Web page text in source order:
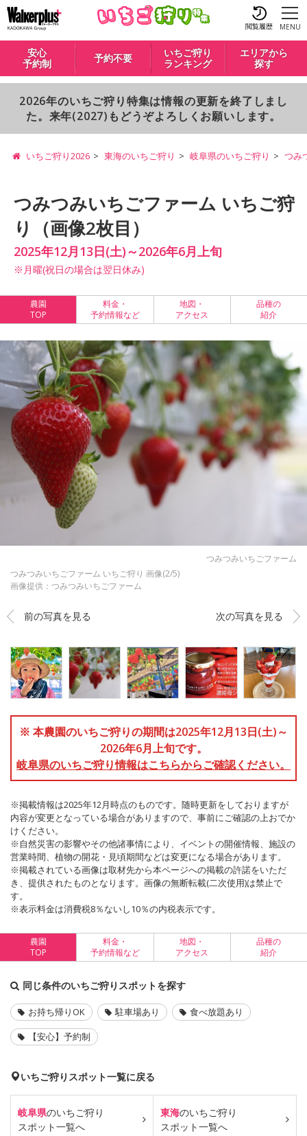
閲覧履歴 MENU
安心
予約制
予約不要
いちご狩り
ランキング
エリアから
探す
2026年のいちご狩り特集は情報の更新を終了しまし
た。来年(2027)もどうぞよろしくお願いします。
いちご狩り2026 東海のいちご狩り 岐阜県のいちご狩り つみ
つみつみいちごファーム いちご狩
り（画像2枚目）
2025年12月13日(土)～2026年6月上旬
※月曜(祝日の場合は翌日休み)
農園
TOP
料金・
予約情報など
地図・
アクセス
品種の
紹介
つみつみいちごファーム
つみつみいちごファーム いちご狩り 画像(2/5)
画像提供：つみつみいちごファーム
前の写真を見る 次の写真を見る
※ 本農園のいちご狩りの期間は2025年12月13日(土)～
2026年6月上旬です。
岐阜県のいちご狩り情報はこちらからご確認ください。
※掲載情報は2025年12月時点のものです。随時更新をしておりますが
内容が変更となっている場合がありますので、事前にご確認の上おでか
けください。
※自然災害の影響やその他諸事情により、イベントの開催情報、施設の
営業時間、植物の開花・見頃期間などは変更になる場合があります。
※掲載されている画像は取材先から本ページへの掲載の許諾をいただ
き、提供されたものとなります。画像の無断転載(二次使用)は禁止で
す。
※表示料金は消費税8％ないし10％の内税表示です。
農園
TOP
料金・
予約情報など
地図・
アクセス
品種の
紹介
同じ条件のいちご狩りスポットを探す
お持ち帰りOK 駐車場あり
食べ放題あり
【安心】予約制
いちご狩りスポット一覧に戻る
岐阜県のいちご狩り
スポット一覧へ
東海のいちご狩り
スポット一覧へ